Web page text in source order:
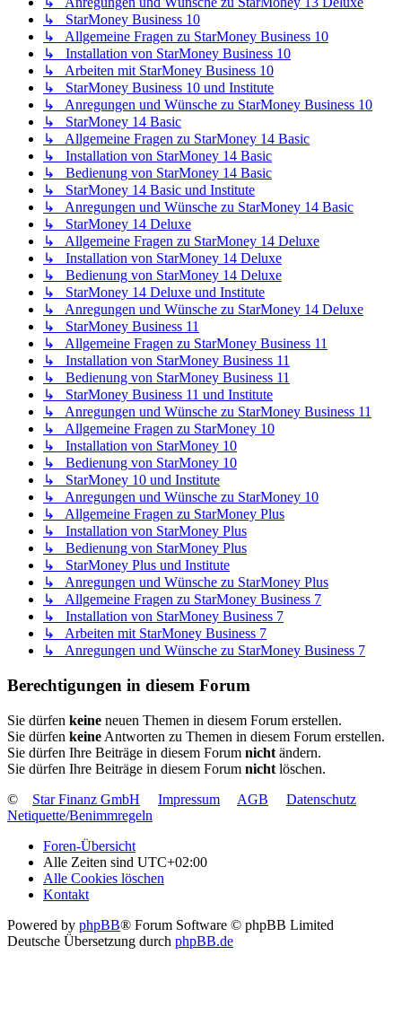
↳ StarMoney Business 10
↳ Allgemeine Fragen zu StarMoney Business 10
↳ Installation von StarMoney Business 10
↳ Arbeiten mit StarMoney Business 10
↳ StarMoney Business 10 und Institute
↳ Anregungen und Wünsche zu StarMoney Business 10
↳ StarMoney 14 Basic
↳ Allgemeine Fragen zu StarMoney 14 Basic
↳ Installation von StarMoney 14 Basic
↳ Bedienung von StarMoney 14 Basic
↳ StarMoney 14 Basic und Institute
↳ Anregungen und Wünsche zu StarMoney 14 Basic
↳ StarMoney 14 Deluxe
↳ Allgemeine Fragen zu StarMoney 14 Deluxe
↳ Installation von StarMoney 14 Deluxe
↳ Bedienung von StarMoney 14 Deluxe
↳ StarMoney 14 Deluxe und Institute
↳ Anregungen und Wünsche zu StarMoney 14 Deluxe
↳ StarMoney Business 11
↳ Allgemeine Fragen zu StarMoney Business 11
↳ Installation von StarMoney Business 11
↳ Bedienung von StarMoney Business 11
↳ StarMoney Business 11 und Institute
↳ Anregungen und Wünsche zu StarMoney Business 11
↳ Allgemeine Fragen zu StarMoney 10
↳ Installation von StarMoney 10
↳ Bedienung von StarMoney 10
↳ StarMoney 10 und Institute
↳ Anregungen und Wünsche zu StarMoney 10
↳ Allgemeine Fragen zu StarMoney Plus
↳ Installation von StarMoney Plus
↳ Bedienung von StarMoney Plus
↳ StarMoney Plus und Institute
↳ Anregungen und Wünsche zu StarMoney Plus
↳ Allgemeine Fragen zu StarMoney Business 7
↳ Installation von StarMoney Business 7
↳ Arbeiten mit StarMoney Business 7
↳ Anregungen und Wünsche zu StarMoney Business 7
Berechtigungen in diesem Forum
Sie dürfen keine neuen Themen in diesem Forum erstellen.
Sie dürfen keine Antworten zu Themen in diesem Forum erstellen.
Sie dürfen Ihre Beiträge in diesem Forum nicht ändern.
Sie dürfen Ihre Beiträge in diesem Forum nicht löschen.
©
Star Finanz GmbH Impressum AGB
Datenschutz
Netiquette/Benimmregeln
Foren-Übersicht
Alle Zeiten sind UTC+02:00
Alle Cookies löschen
Kontakt
Powered by phpBB® Forum Software © phpBB Limited
Deutsche Übersetzung durch phpBB.de